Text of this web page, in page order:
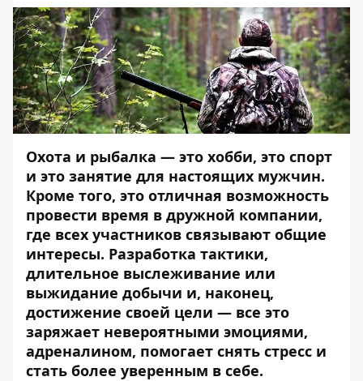
Охота и рыбалка — это хобби, это спорт
и это занятие для настоящих мужчин.
Кроме того, это отличная возможность
провести время в дружной компании,
где всех участников связывают общие
интересы. Разработка тактики,
длительное выслеживание или
выжидание добычи и, наконец,
достижение своей цели — все это
заряжает невероятными эмоциями,
адреналином, помогает снять стресс и
стать более уверенным в себе.